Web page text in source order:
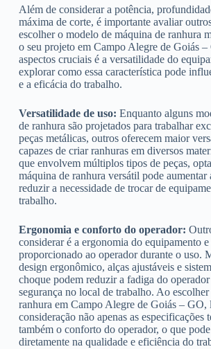
Além de considerar a potência,
máxima de corte, é importante avaliar
escolher o modelo de máquina de ranhura
o seu projeto em Campo Alegre de Goiás –
aspectos cruciais é a versatilidade do
explorar como essa característica pode
e a eficácia do trabalho.
Versatilidade de uso: Enquanto alguns
de ranhura são projetados para trabalhar
peças metálicas, outros oferecem maior
capazes de criar ranhuras em diversos
que envolvem múltiplos tipos de peças,
máquina de ranhura versátil pode
reduzir a necessidade de trocar de
trabalho.
Ergonomia e conforto do operador:
considerar é a ergonomia do equipamento
proporcionado ao operador durante o uso.
design ergonômico, alças ajustáveis e
choque podem reduzir a fadiga do operador
segurança no local de trabalho. Ao
ranhura em Campo Alegre de Goiás – GO,
consideração não apenas as especificações
também o conforto do operador, o que
diretamente na qualidade e eficiência do